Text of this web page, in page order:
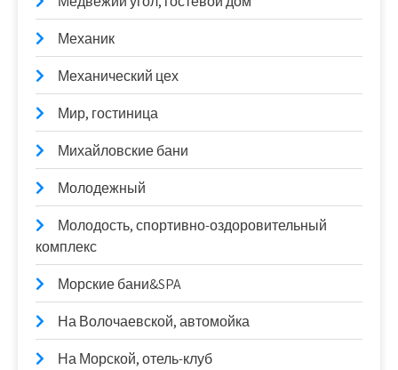
Механик
Механический цех
Мир, гостиница
Михайловские бани
Молодежный
Молодость, спортивно-оздоровительный
комплекс
Морские бани&SPA
На Волочаевской, автомойка
На Морской, отель-клуб